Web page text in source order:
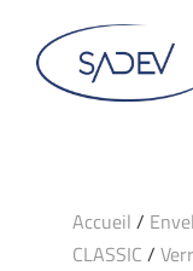
Accueil /
CLASSIC /